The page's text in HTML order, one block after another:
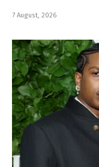
7 August, 2026